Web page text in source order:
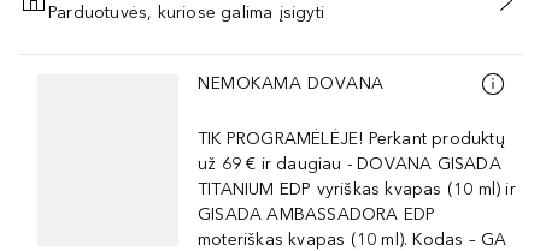
PRIDĖTI Į KREPŠELĮ
Parduotuvės, kuriose galima įsigyti
Praleisti slankiklį
NEMOKAMA DOVANA
TIK PROGRAMĖLĖJE! Perkant produktų
už 69 € ir daugiau - DOVANA GISADA
TITANIUM EDP vyriškas kvapas (10 ml) ir
GISADA AMBASSADORA EDP
moteriškas kvapas (10 ml). Kodas – GA